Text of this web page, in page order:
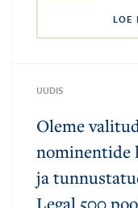
LOE
UUDIS
Oleme
nominentide
ja
Legal 500